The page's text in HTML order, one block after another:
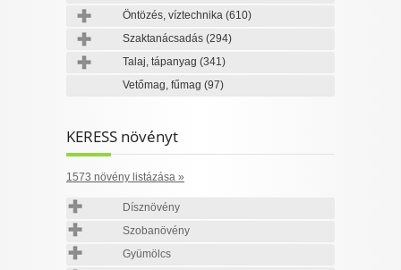
Öntözés, víztechnika (610)
Szaktanácsadás (294)
Talaj, tápanyag (341)
Vetőmag, fűmag (97)
KERESS növényt
1573 növény listázása »
Dísznövény
Szobanövény
Gyümölcs